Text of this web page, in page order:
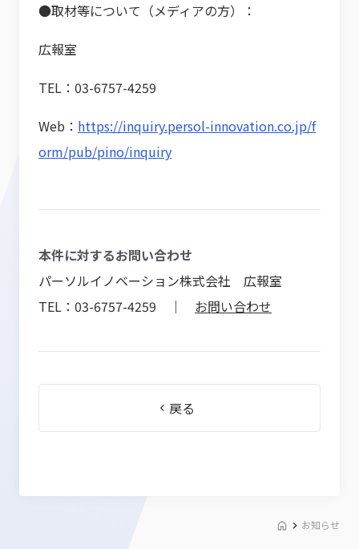
●取材等について（メディアの方）：
広報室
TEL：03-6757-4259
Web： https://inquiry.persol-innovation.co.jp/f
orm/pub/pino/inquiry
本件に対するお問い合わせ
パーソルイノベーション株式会社 広報室
TEL：03-6757-4259 ｜ お問い合わせ
戻る
お知らせ